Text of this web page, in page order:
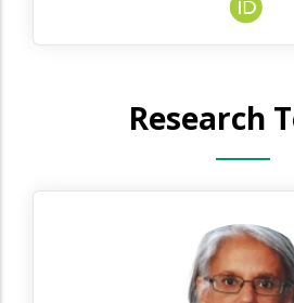
Research